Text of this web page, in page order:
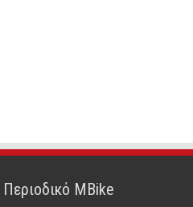
Περιοδικό MBike